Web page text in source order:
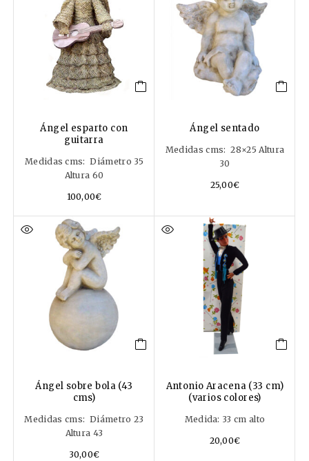
Ángel esparto con
guitarra
Medidas cms: Diámetro 35
Altura 60
100,00€
Ángel sentado
Medidas cms: 28×25 Altura
30
25,00€
Ángel sobre bola (43
cms)
Medidas cms: Diámetro 23
Altura 43
30,00€
Antonio Aracena (33 cm)
(varios colores)
Medida: 33 cm alto
20,00€